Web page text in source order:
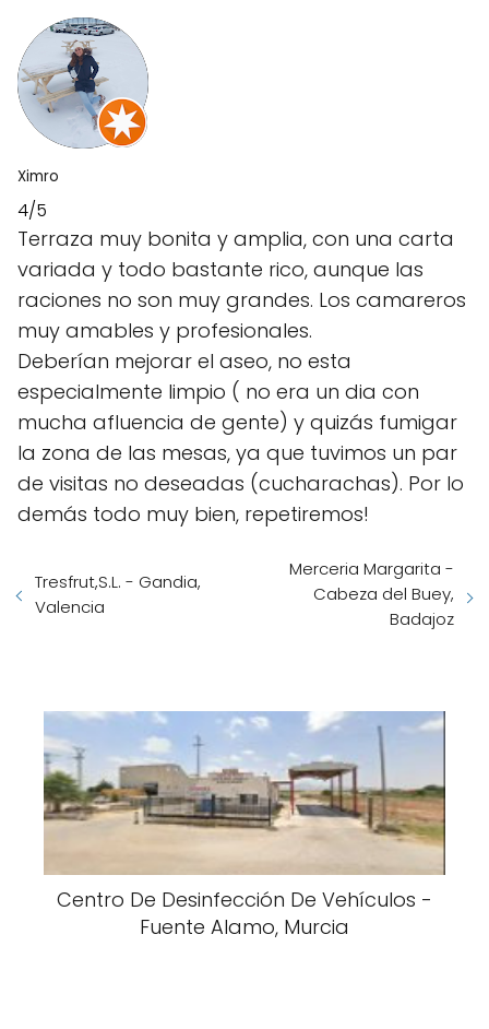
Ximro
4/5
Terraza muy bonita y amplia, con una carta
variada y todo bastante rico, aunque las
raciones no son muy grandes. Los camareros
muy amables y profesionales.
Deberían mejorar el aseo, no esta
especialmente limpio ( no era un dia con
mucha afluencia de gente) y quizás fumigar
la zona de las mesas, ya que tuvimos un par
de visitas no deseadas (cucharachas). Por lo
demás todo muy bien, repetiremos!
Tresfrut,S.L. - Gandia,
Valencia
Merceria Margarita -
Cabeza del Buey,
Badajoz
Centro De Desinfección De Vehículos -
Fuente Alamo, Murcia